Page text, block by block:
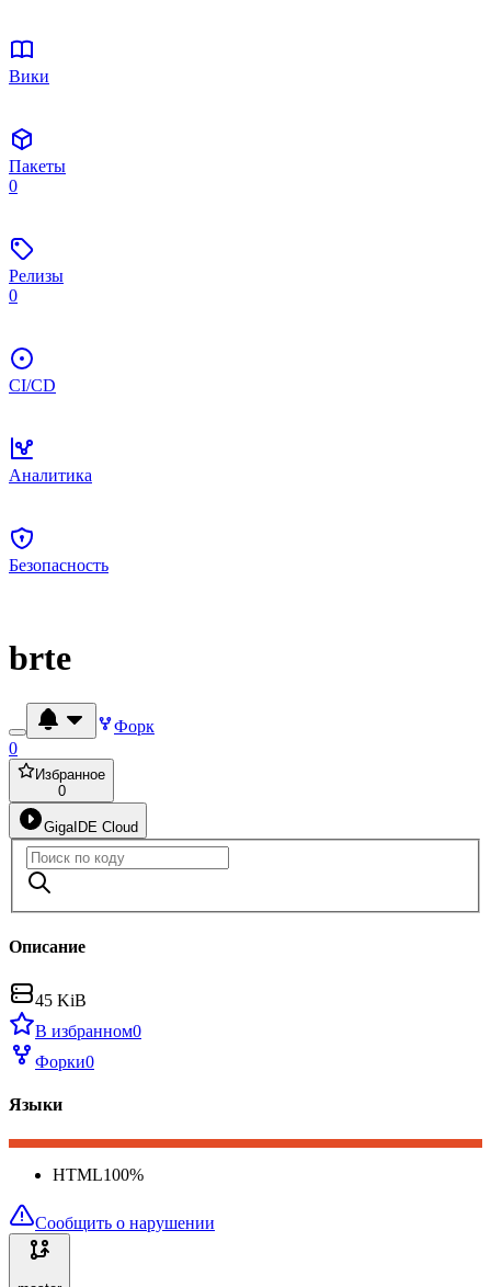
Вики
Пакеты
0
Релизы
0
CI/CD
Аналитика
Безопасность
brte
Форк
0
Избранное
0
GigaIDE Cloud
Описание
45 KiB
В избранном0
Форки0
Языки
HTML100%
Сообщить о нарушении